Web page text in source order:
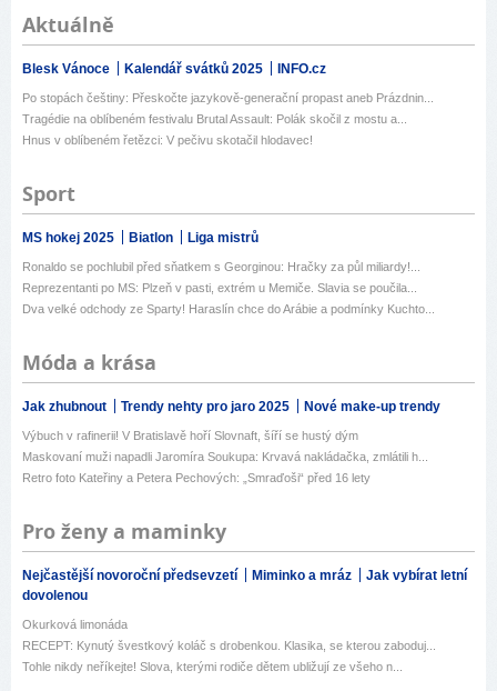
Aktuálně
Blesk Vánoce Kalendář svátků 2025 INFO.cz
Po stopách češtiny: Přeskočte jazykově-generační propast aneb Prázdnin...
Tragédie na oblíbeném festivalu Brutal Assault: Polák skočil z mostu a...
Hnus v oblíbeném řetězci: V pečivu skotačil hlodavec!
Sport
MS hokej 2025 Biatlon Liga mistrů
Ronaldo se pochlubil před sňatkem s Georginou: Hračky za půl miliardy!...
Reprezentanti po MS: Plzeň v pasti, extrém u Memiče. Slavia se poučila...
Dva velké odchody ze Sparty! Haraslín chce do Arábie a podmínky Kuchto...
Móda a krása
Jak zhubnout Trendy nehty pro jaro 2025 Nové make-up trendy
Výbuch v rafinerii! V Bratislavě hoří Slovnaft, šíří se hustý dým
Maskovaní muži napadli Jaromíra Soukupa: Krvavá nakládačka, zmlátili h...
Retro foto Kateřiny a Petera Pechových: „Smraďoši“ před 16 lety
Pro ženy a maminky
Nejčastější novoroční předsevzetí Miminko a mráz
Jak vybírat letní
dovolenou
Okurková limonáda
RECEPT: Kynutý švestkový koláč s drobenkou. Klasika, se kterou zaboduj...
Tohle nikdy neříkejte! Slova, kterými rodiče dětem ubližují ze všeho n...